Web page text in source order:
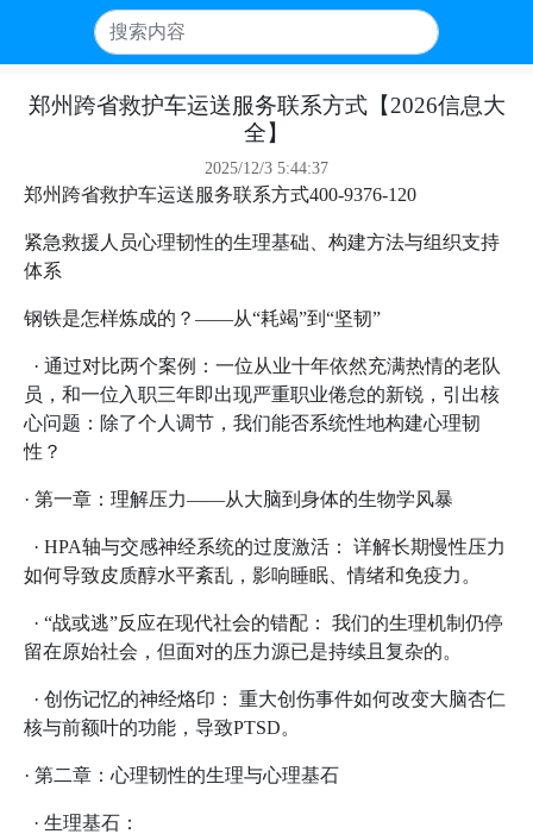
郑州跨省救护车运送服务联系方式【2026信息大
全】
2025/12/3 5:44:37
郑州跨省救护车运送服务联系方式400-9376-120
紧急救援人员心理韧性的生理基础、构建方法与组织支持
体系
钢铁是怎样炼成的？——从“耗竭”到“坚韧”
· 通过对比两个案例：一位从业十年依然充满热情的老队
员，和一位入职三年即出现严重职业倦怠的新锐，引出核
心问题：除了个人调节，我们能否系统性地构建心理韧
性？
· 第一章：理解压力——从大脑到身体的生物学风暴
· HPA轴与交感神经系统的过度激活： 详解长期慢性压力
如何导致皮质醇水平紊乱，影响睡眠、情绪和免疫力。
· “战或逃”反应在现代社会的错配： 我们的生理机制仍停
留在原始社会，但面对的压力源已是持续且复杂的。
· 创伤记忆的神经烙印： 重大创伤事件如何改变大脑杏仁
核与前额叶的功能，导致PTSD。
· 第二章：心理韧性的生理与心理基石
· 生理基石：